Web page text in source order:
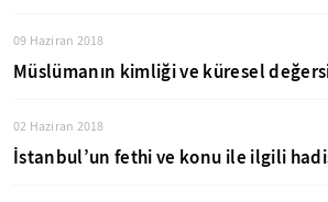
09 Haziran 2018
Müslümanın kimliği ve küresel
02 Haziran 2018
İstanbul’un fethi ve konu ile ilgili